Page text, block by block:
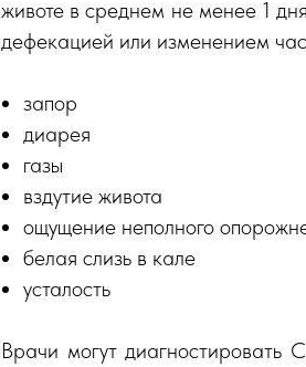
животе в среднем не менее 1
дефекацией или изменением
запор
диарея
газы
вздутие живота
ощущение неполного
белая слизь в кале
усталость
Врачи могут диагностировать